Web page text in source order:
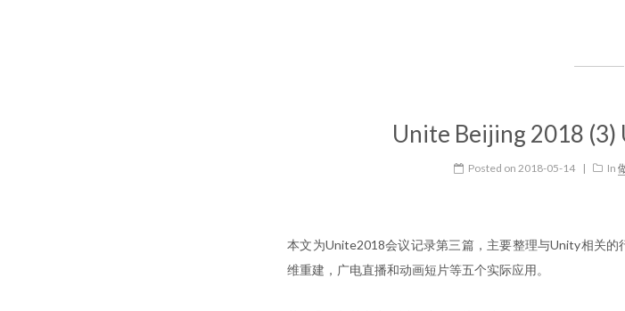
Unite Beijing 2018
Posted on 2018-05-14 | In
本文为Unite2018会议记录第三篇，主要整理与Unity相关
维重建，广电直播和动画短片等五个实际应用。